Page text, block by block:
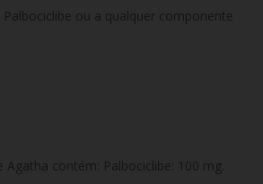
ou a qualquer componente
Agatha contém: Palbociclibe: 100 mg.